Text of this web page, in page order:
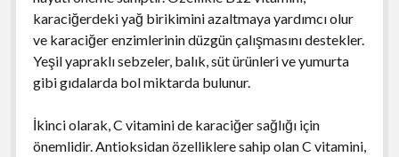
karaciğerdeki yağ birikimini azaltmaya yardımcı olur
ve karaciğer enzimlerinin düzgün çalışmasını destekler.
Yeşil yapraklı sebzeler, balık, süt ürünleri ve yumurta
gibi gıdalarda bol miktarda bulunur.
İkinci olarak, C vitamini de karaciğer sağlığı için
önemlidir. Antioksidan özelliklere sahip olan C vitamini,